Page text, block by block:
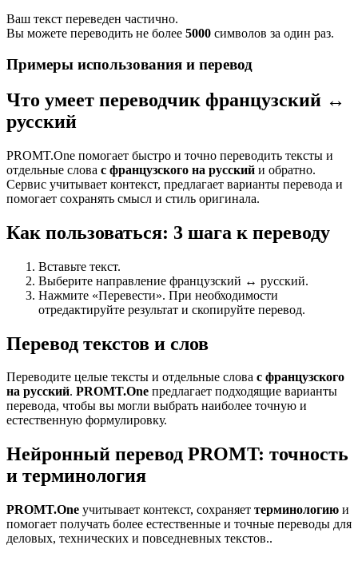
Ваш текст переведен частично.
Вы можете переводить не более 5000 символов за один раз.
Примеры использования и перевод
Что умеет переводчик французский ↔
русский
PROMT.One помогает быстро и точно переводить тексты и
отдельные слова с французского на русский и обратно.
Сервис учитывает контекст, предлагает варианты перевода и
помогает сохранять смысл и стиль оригинала.
Как пользоваться: 3 шага к переводу
Вставьте текст.
Выберите направление французский ↔ русский.
Нажмите «Перевести». При необходимости
отредактируйте результат и скопируйте перевод.
Перевод текстов и слов
Переводите целые тексты и отдельные слова с французского
на русский. PROMT.One предлагает подходящие варианты
перевода, чтобы вы могли выбрать наиболее точную и
естественную формулировку.
Нейронный перевод PROMT: точность
и терминология
PROMT.One учитывает контекст, сохраняет терминологию и
помогает получать более естественные и точные переводы для
деловых, технических и повседневных текстов..